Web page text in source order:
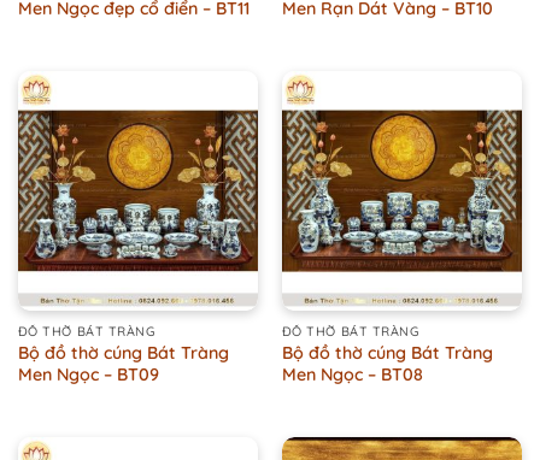
Men Ngọc đẹp cổ điển – BT11 Men Rạn Dát Vàng – BT10
ĐỒ THỜ BÁT TRÀNG
Bộ đồ thờ cúng Bát Tràng
Men Ngọc – BT09
ĐỒ THỜ BÁT TRÀNG
Bộ đồ thờ cúng Bát Tràng
Men Ngọc – BT08